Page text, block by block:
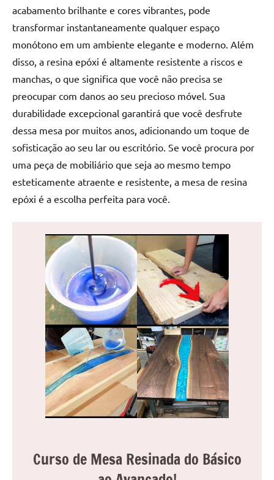
mesa
redonda
para
reuniões
mesa
de
jantar
para
8
lugares,
você
transformar
ambiente
conteúdo
acabamento brilhante e cores vibrantes, pode
transformar instantaneamente qualquer espaço
monótono em um ambiente elegante e moderno. Além
disso, a resina epóxi é altamente resistente a riscos e
manchas, o que significa que você não precisa se
preocupar com danos ao seu precioso móvel. Sua
durabilidade excepcional garantirá que você desfrute
dessa mesa por muitos anos, adicionando um toque de
sofisticação ao seu lar ou escritório. Se você procura por
uma peça de mobiliário que seja ao mesmo tempo
esteticamente atraente e resistente, a mesa de resina
epóxi é a escolha perfeita para você.
Curso de Mesa Resinada do Básico